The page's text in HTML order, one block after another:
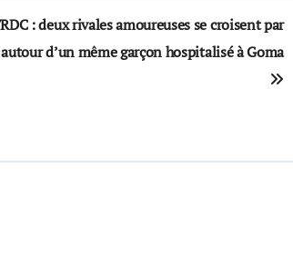
: deux rivales amoureuses se croisent par
d’un même garçon hospitalisé à Goma